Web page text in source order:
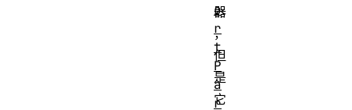
器
，
但
是
它
o
r
t
P
a
r